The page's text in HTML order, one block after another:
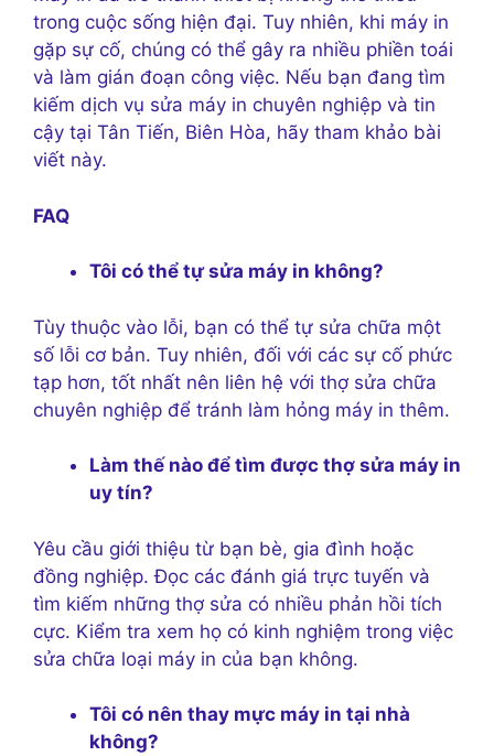
trong cuộc sống hiện đại. Tuy nhiên, khi máy in
gặp sự cố, chúng có thể gây ra nhiều phiền toái
và làm gián đoạn công việc. Nếu bạn đang tìm
kiếm dịch vụ sửa máy in chuyên nghiệp và tin
cậy tại Tân Tiến, Biên Hòa, hãy tham khảo bài
viết này.
FAQ
Tôi có thể tự sửa máy in không?
Tùy thuộc vào lỗi, bạn có thể tự sửa chữa một
số lỗi cơ bản. Tuy nhiên, đối với các sự cố phức
tạp hơn, tốt nhất nên liên hệ với thợ sửa chữa
chuyên nghiệp để tránh làm hỏng máy in thêm.
Làm thế nào để tìm được thợ sửa máy in
uy tín?
Yêu cầu giới thiệu từ bạn bè, gia đình hoặc
đồng nghiệp. Đọc các đánh giá trực tuyến và
tìm kiếm những thợ sửa có nhiều phản hồi tích
cực. Kiểm tra xem họ có kinh nghiệm trong việc
sửa chữa loại máy in của bạn không.
Tôi có nên thay mực máy in tại nhà
không?